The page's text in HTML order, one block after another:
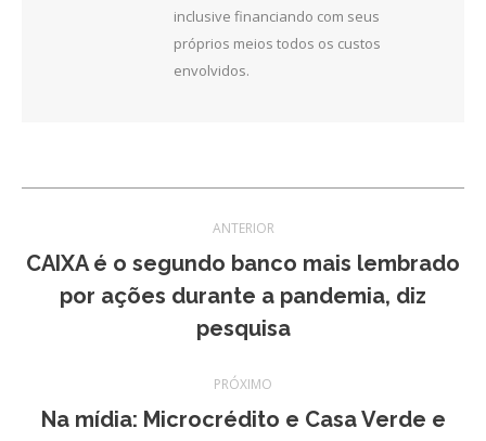
inclusive financiando com seus
próprios meios todos os custos
envolvidos.
de
post:
ANTERIOR
Post
anterior:
CAIXA é o segundo banco mais lembrado
por ações durante a pandemia, diz
pesquisa
PRÓXIMO
Na mídia: Microcrédito e Casa Verde e